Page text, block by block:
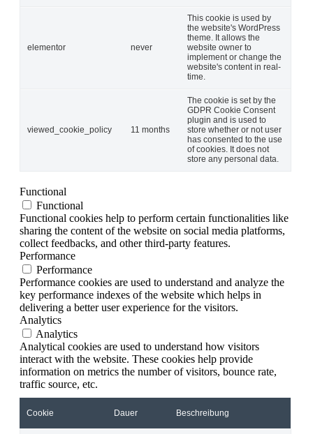
elementor never
This cookie is used by
the website's WordPress
theme. It allows the
website owner to
implement or change the
website's content in real-
time.
viewed_cookie_policy 11 months
The cookie is set by the
GDPR Cookie Consent
plugin and is used to
store whether or not user
has consented to the use
of cookies. It does not
store any personal data.
Functional
Functional
Functional cookies help to perform certain functionalities like
sharing the content of the website on social media platforms,
collect feedbacks, and other third-party features.
Performance
Performance
Performance cookies are used to understand and analyze the
key performance indexes of the website which helps in
delivering a better user experience for the visitors.
Analytics
Analytics
Analytical cookies are used to understand how visitors
interact with the website. These cookies help provide
information on metrics the number of visitors, bounce rate,
traffic source, etc.
Cookie Dauer Beschreibung